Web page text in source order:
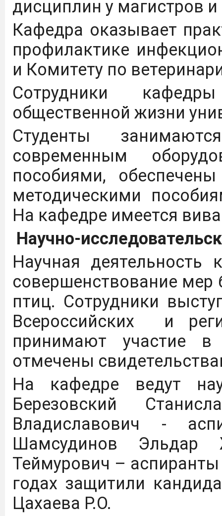
дисциплин у магистров
Кафедра оказывает
профилактике
и Комитету по
Сотрудники
общественной жизни
Студенты
современным
пособиями,
методическими
На кафедре имеется
Научно-
Научная
совершенствование
птиц. Сотрудники
Всероссийских и
принимают участие в
отмечены
На кафедре ведут
Березовский
Владиславович -
Шамсудинов Эльдар
Теймурович – аспиранты
годах защитили
Цахаева Р.О.